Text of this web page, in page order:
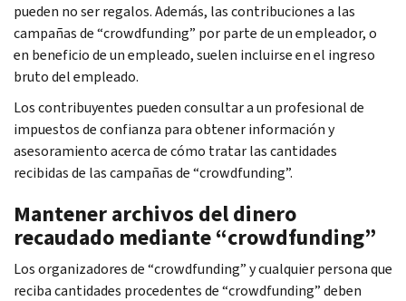
pueden no ser regalos. Además, las contribuciones a las
campañas de “crowdfunding” por parte de un empleador, o
en beneficio de un empleado, suelen incluirse en el ingreso
bruto del empleado.
Los contribuyentes pueden consultar a un profesional de
impuestos de confianza para obtener información y
asesoramiento acerca de cómo tratar las cantidades
recibidas de las campañas de “crowdfunding”.
Mantener archivos del dinero
recaudado mediante “crowdfunding”
Los organizadores de “crowdfunding” y cualquier persona que
reciba cantidades procedentes de “crowdfunding” deben